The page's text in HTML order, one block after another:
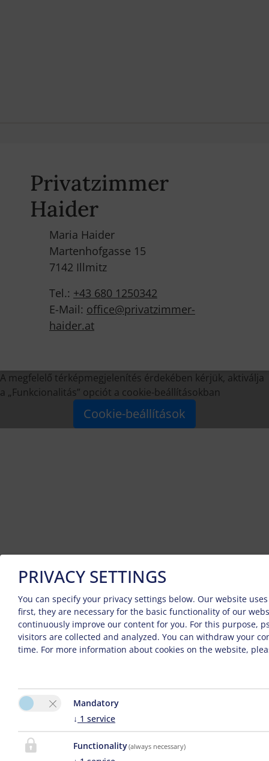
Privatzimmer
Haider
Maria Haider
Martenhofgasse 15
7142 Illmitz
Tel.: +43 680 1250342
E-Mail: office@privatzimmer-
haider.at
A megfelelő térképmegjelenítés érdekében kérjük, aktiválja
a „Funkcionalitás” opciót a cookie-beállításokban
Cookie-beállítások
By
easybooking
Impresszum
PRIVACY SETTINGS
You can specify your privacy settings below. Our website
first, they are necessary for the basic functionality of our
continuously improve our content for you. For this purpose,
visitors are collected and analyzed. You can withdraw your
time. For more information about cookies on the website,
Mandatory
↓ 1 service
Functionality(always necessary)